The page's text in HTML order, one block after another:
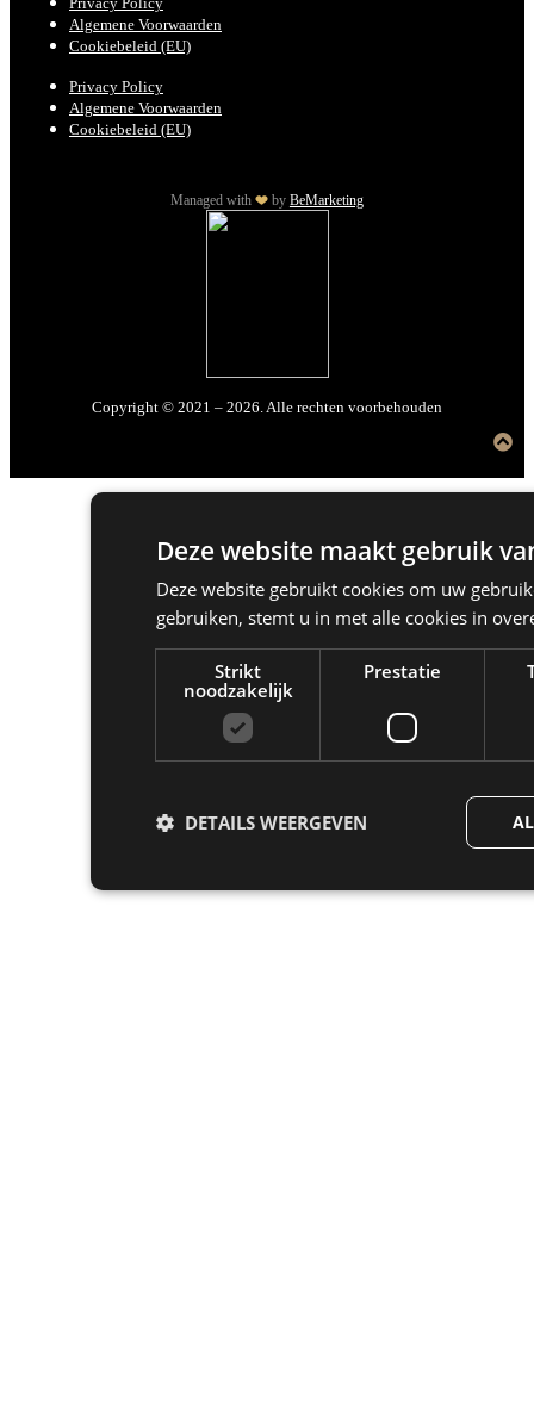
Privacy Policy
Algemene Voorwaarden
Cookiebeleid (EU)
Privacy Policy
Algemene Voorwaarden
Cookiebeleid (EU)
Managed with by BeMarketing
Copyright © 2021 – 2026. Alle rechten voorbehouden
Deze website maakt gebruik
Deze website gebruikt cookies om uw
gebruiken, stemt u in met alle cookies in
Strikt
noodzakelijk
Prestatie
DETAILS WEERGEVEN